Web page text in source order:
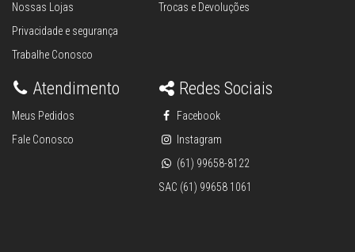
Nossas Lojas
Privacidade e segurança
Trabalhe Conosco
Trocas e Devoluções
Atendimento
Meus Pedidos
Fale Conosco
Redes Sociais
Facebook
Instagram
(61) 99658-8122
SAC (61) 99658 1061